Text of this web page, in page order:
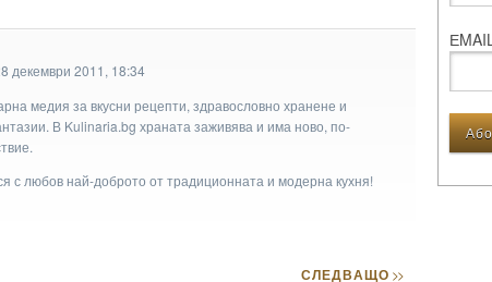
декември 2011, 18:34
медия за вкусни рецепти, здравословно хранене и
В Kulinaria.bg храната заживява и има ново, по-
с любов най-доброто от традиционната и модерна кухня!
СЛЕДВАЩО>>